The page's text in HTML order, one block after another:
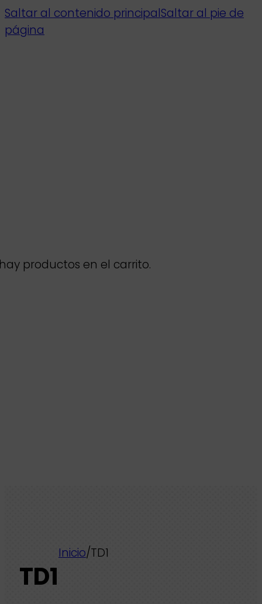
Saltar al contenido principalSaltar al pie de
página
productos en el carrito.
TD1
Inicio/TD1